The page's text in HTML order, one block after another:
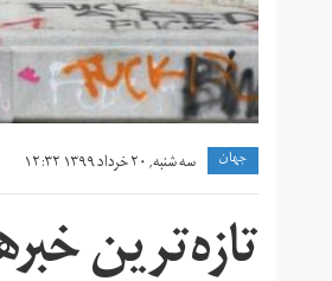
جهان سه شنبه, ۲۰ خرداد ۱۳۹۹ ۱۲:۳۲
تازه‌ترین